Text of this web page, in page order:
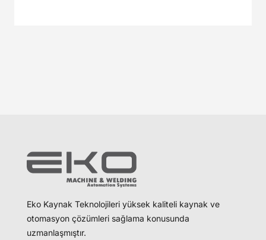
Eko Kaynak Teknolojileri yüksek kaliteli kaynak ve
otomasyon çözümleri sağlama konusunda
uzmanlaşmıştır.